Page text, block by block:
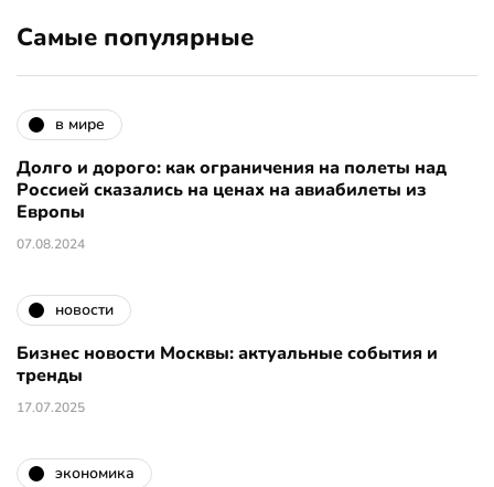
Самые популярные
в мире
Долго и дорого: как ограничения на полеты над
Россией сказались на ценах на авиабилеты из
Европы
07.08.2024
новости
Бизнес новости Москвы: актуальные события и
тренды
17.07.2025
экономика